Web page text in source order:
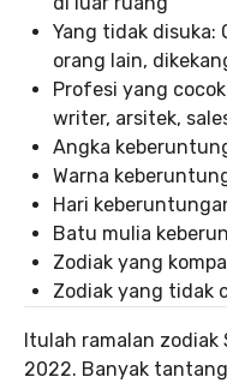
Yang tidak disuka:
orang lain,
Profesi yang
writer, arsitek,
Angka
Warna
Hari
Batu mulia
Zodiak yang
Zodiak yang tidak
Itulah ramalan zodiak
2022. Banyak